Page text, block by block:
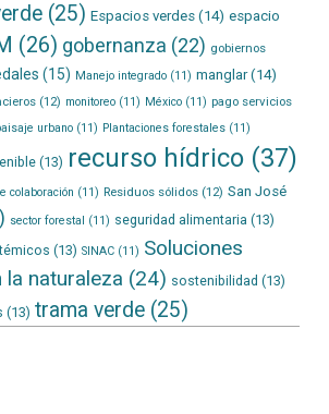
(25) Espacios verdes(14) espacio
(26) gobernanza (22) gobiernos
(15) Manejo integrado(11) manglar(14)
(12) monitoreo(11) México(11) pago servicios
urbano(11) Plantaciones forestales(11)
(13) recurso hídrico(37)
colaboración (11) Residuos sólidos(12) San José
sector forestal (11) seguridad alimentaria (13)
(13) SINAC(11) Soluciones
la naturaleza (24) sostenibilidad (13)
(13) trama verde(25)